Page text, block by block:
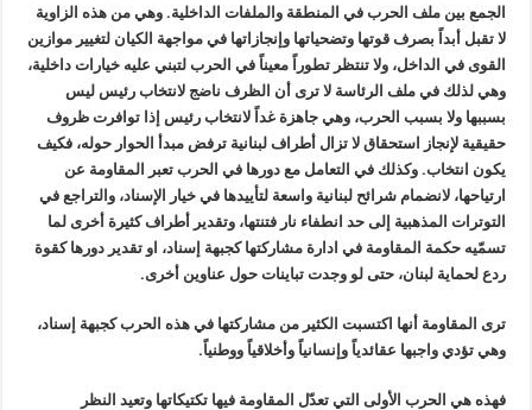
الجمع بين ملف الحرب في المنطقة والملفات الداخلية. وهي من هذه الزاوية
لا تقبل أبداً بصرف قوتها وتضحياتها وإنجازاتها في مواجهة الكيان لتغيير موازين
القوى في الداخل، ولا تنتظر تطوراً معيناً في الحرب لتبني عليه خيارات داخلية،
وهي لذلك في ملف الرئاسة لا ترى أن الظرف ناضج لانتخاب رئيس ليس
بسببها ولا بسبب الحرب، وهي جاهزة غداً لانتخاب رئيس إذا توافرت ظروف
حقيقية لإنجاز استحقاق لا تزال أطراف لبنانية ترفض مبدأ الحوار حوله، فكيف
يكون انتخاب. وكذلك في التعامل مع دورها في الحرب تعبر المقاومة عن
ارتياحها، لانضمام شرائح لبنانية واسعة لتأييدها في خيار الإسناد، والتراجع في
التوترات المذهبية إلى حد انطفاء نار فتنتها، وتقدير أطراف كثيرة أخرى لما
تسمّيه حكمة المقاومة في ادارة مشاركتها كجبهة إسناد، او تقدير دورها كقوة
ردع لحماية لبنان، حتى لو وجدت تباينات حول عناوين أخرى.
ترى المقاومة أنها اكتسبت الكثير من مشاركتها في هذه الحرب كجبهة إسناد،
وهي تؤدي واجبها عقائدياً وإنسانياً وأخلاقياً ووطنياً.
فهذه هي الحرب الأولى التي تعدّل المقاومة فيها تكتيكاتها وتعيد النظر